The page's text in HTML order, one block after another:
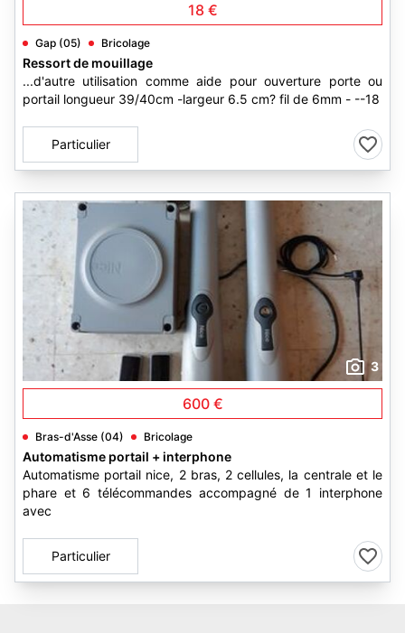
18 €
Gap (05) Bricolage
Ressort de mouillage
...d'autre utilisation comme aide pour ouverture porte ou
portail longueur 39/40cm -largeur 6.5 cm? fil de 6mm - --18
Particulier
3
600 €
Bras-d'Asse (04) Bricolage
Automatisme portail + interphone
Automatisme portail nice, 2 bras, 2 cellules, la centrale et le
phare et 6 télécommandes accompagné de 1 interphone
avec
Particulier